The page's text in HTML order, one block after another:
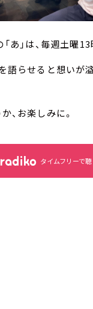
あ」は、毎週土曜13
語らせると想いが
、お楽しみに。
タイムフリーで聴